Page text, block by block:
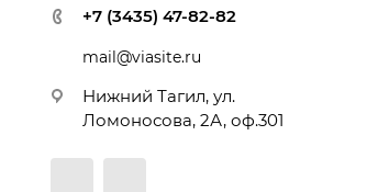
+7 (3435) 47-82-82
mail@viasite.ru
Нижний Тагил, ул.
Ломоносова, 2А, оф.301